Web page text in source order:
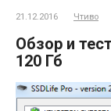
21.12.2016 Чтиво
Обзор и
120 Гб